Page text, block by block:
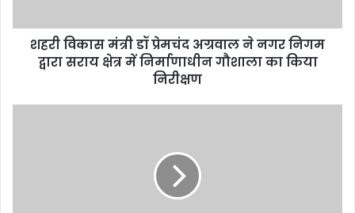
शहरी विकास मंत्री डॉ प्रेमचंद अग्रवाल ने नगर निगम
द्वारा सराय क्षेत्र में निर्माणाधीन गौशाला का किया
निरीक्षण